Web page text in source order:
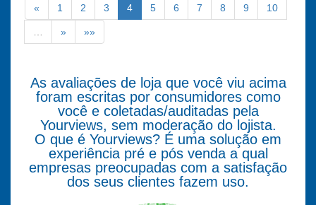
« 1 2 3 4 5 6 7 8 9 10
… » »»
As avaliações de loja que você viu acima
foram escritas por consumidores como
você e coletadas/auditadas pela
Yourviews, sem moderação do lojista.
O que é Yourviews? É uma solução em
experiência pré e pós venda a qual
empresas preocupadas com a satisfação
dos seus clientes fazem uso.